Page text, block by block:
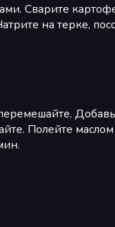
Сварите
на терке,
Полейте